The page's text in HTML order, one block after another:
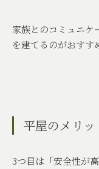
家族とのコミュニケ
を建てるのがおすす
平屋のメリ
3つ目は「安全性が高